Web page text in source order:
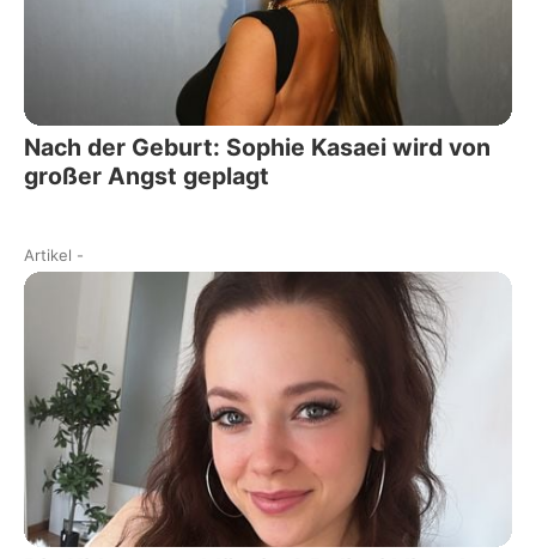
Nach der Geburt: Sophie Kasaei wird von
großer Angst geplagt
Artikel -